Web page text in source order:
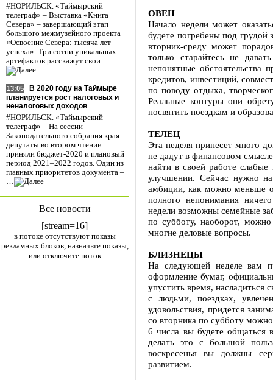
#НОРИЛЬСК. «Таймырский
телеграф» – Выставка «Книга
Севера» – завершающий этап
большого межмузейного проекта
«Освоение Севера: тысяча лет
успеха». Три сотни уникальных
артефактов расскажут свои…
13:05
В 2020 году на Таймыре
планируется рост налоговых и
неналоговых доходов
#НОРИЛЬСК. «Таймырский
телеграф» – На сессии
Законодательного собрания края
депутаты во втором чтении
приняли бюджет-2020 и плановый
период 2021–2022 годов. Один из
главных приоритетов документа –
…
Все новости
[stream=16]
в потоке отсутствуют показы
рекламных блоков, назначьте показы,
или отключите поток
ОВЕН
Начало недели может
будете погребены под
вторник-среду может
только старайтесь не
непонятные обстоятельства
кредитов, инвестиций,
по поводу отдыха,
Реальные контуры они
посвятить поездкам и
ТЕЛЕЦ
Эта неделя принесет много
не дадут в финансовом
найти в своей работе
улучшении. Сейчас нужно
амбиции, как можно меньше
полного непонимания
недели возможны семейные
по субботу, наоборот,
многие деловые вопросы.
БЛИЗНЕЦЫ
На следующей неделе вам
оформление бумаг,
упустить время,
с людьми, поездках,
удовольствия, придется
со вторника по субботу
6 числа вы будете общаться
делать это с большой
воскресенья вы должны
развитием.